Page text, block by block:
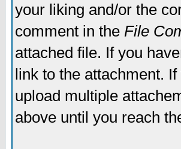
your liking and/or the
comment in the File
attached file. If you
link to the attachment.
upload multiple
above until you reach